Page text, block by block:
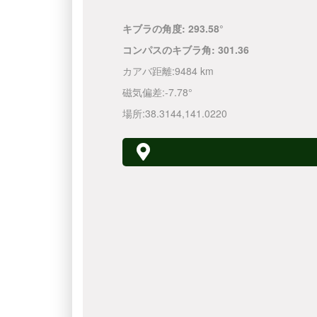
キブラの角度: 293.58°
コンパスのキブラ角: 301.36
カアバ距離:9484 km
磁気偏差:-7.78°
場所:38.3144,141.0220